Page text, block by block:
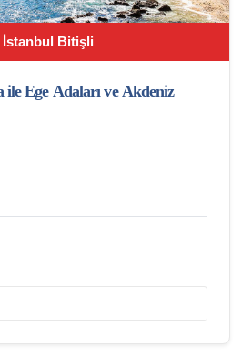
İstanbul Bitişli
ile Ege Adaları ve Akdeniz